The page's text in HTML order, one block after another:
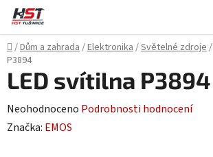
Přejít
obsah
Domů
/Dům a zahrada/Elektronika/Světelné zdroje/
P3894
LED svítilna P3894
Průměrné
hodnocení
Neohodnoceno Podrobnosti hodnocení
Značka: EMOS